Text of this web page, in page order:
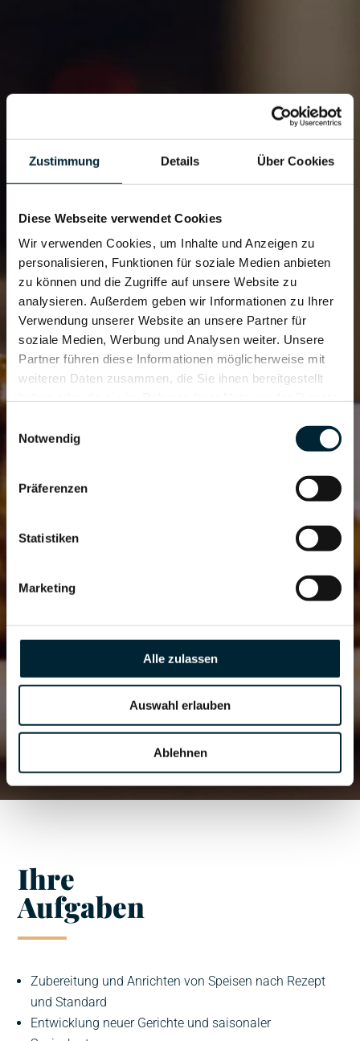
Zustimmung Details Über Cookies
Diese Webseite verwendet Cookies
Wir verwenden Cookies, um Inhalte und Anzeigen zu
personalisieren, Funktionen für soziale Medien anbieten
zu können und die Zugriffe auf unsere Website zu
analysieren. Außerdem geben wir Informationen zu Ihrer
Verwendung unserer Website an unsere Partner für
soziale Medien, Werbung und Analysen weiter. Unsere
Partner führen diese Informationen möglicherweise mit
weiteren Daten zusammen, die Sie ihnen bereitgestellt
Notwendig
Präferenzen
Statistiken
Marketing
Alle zulassen
Auswahl erlauben
Ablehnen
Ihre
Aufgaben
Zubereitung und Anrichten von Speisen nach Rezept
und Standard
Entwicklung neuer Gerichte und saisonaler